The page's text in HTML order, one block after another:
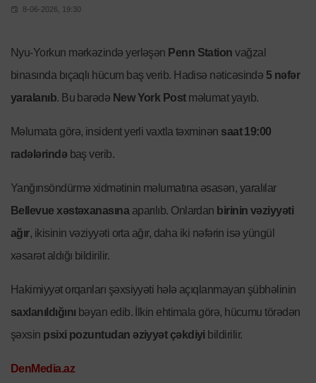
8-06-2026, 19:30
Nyu-Yorkun mərkəzində yerləşən Penn Station vağzal
binasında bıçaqlı hücum baş verib. Hadisə nəticəsində 5 nəfər
yaralanıb. Bu barədə New York Postməlumat yayıb.
Məlumata görə, insident yerli vaxtla təxminən saat 19:00
radələrində baş verib.
Yanğınsöndürmə xidmətinin məlumatına əsasən, yaralılar
Bellevue xəstəxanasınaaparılıb. Onlardan birinin vəziyyəti
ağır, ikisinin vəziyyəti orta ağır, daha iki nəfərin isə yüngül
xəsarət aldığı bildirilir.
Hakimiyyət orqanları şəxsiyyəti hələ açıqlanmayan şübhəlinin
saxlanıldığını bəyan edib. İlkin ehtimala görə, hücumu törədən
şəxsin psixi pozuntudan əziyyət çəkdiyi bildirilir.
DenMedia.az